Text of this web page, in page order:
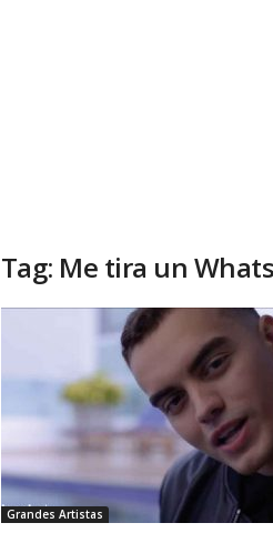
Tag: Me tira un
Grandes Artistas